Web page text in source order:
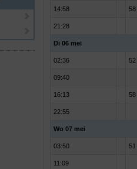
14:58 58
21:28
Di 06 mei
02:36 52
09:40
16:13 58
22:55
Wo 07 mei
03:50 51
11:09